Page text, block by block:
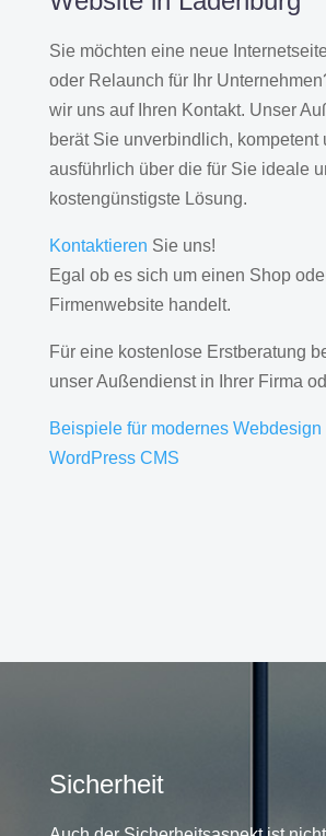
Sie möchten eine neue
oder Relaunch für Ihr
wir uns auf Ihren Kontakt. Unser
berät Sie unverbindlich, kompetent
ausführlich über die für Sie ideale
kostengünstigste Lösung.
Kontaktieren Sie uns!
Egal ob es sich um einen Shop
Firmenwebsite handelt.
Für eine kostenlose Erstberatung
unser Außendienst in Ihrer Firma
Beispiele für modernes
WordPress CMS
Sicherheit